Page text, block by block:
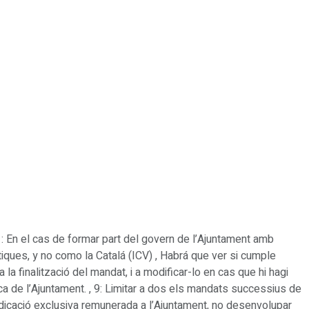
el cas de formar part del govern de l’Ajuntament amb
y no como la Catalá (ICV) , Habrá que ver si cumple
finalització del mandat, i a modificar-lo en cas que hi hagi
l’Ajuntament. , 9: Limitar a dos els mandats successius de
exclusiva remunerada a l’Ajuntament, no desenvolupar